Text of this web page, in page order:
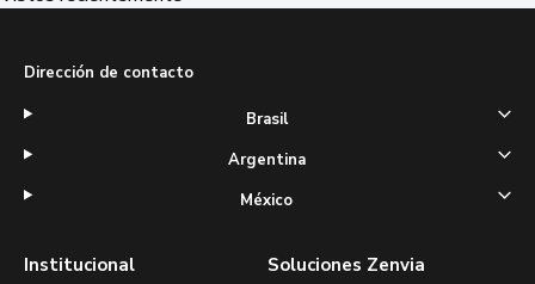
Institucional Soluciones Zenvia
Dirección de contacto
Brasil
Argentina
México